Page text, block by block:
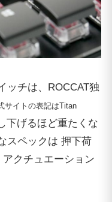
ッチは、ROCCAT独
サイトの表記はTitan
下げるほど重たくな
スペックは 押下荷
クチュエーション